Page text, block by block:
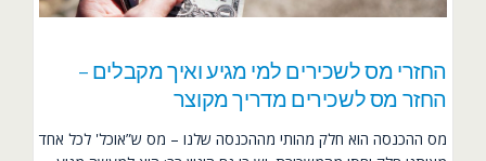
החזרי מס לשכירים למי מגיע ואיך מקבלים –
החזר מס לשכירים מדריך מקוצר
מס ההכנסה הוא חלק מהותי מההכנסה שלנו – מס ש”אוכל' לכל אחד